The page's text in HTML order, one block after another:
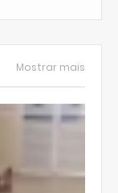
Mostrar mais